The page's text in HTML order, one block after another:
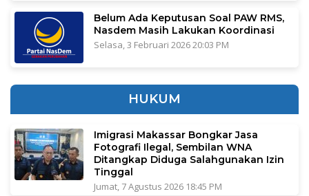
Belum Ada Keputusan Soal PAW RMS,
Nasdem Masih Lakukan Koordinasi
Selasa, 3 Februari 2026 20:03 PM
HUKUM
Imigrasi Makassar Bongkar Jasa
Fotografi Ilegal, Sembilan WNA
Ditangkap Diduga Salahgunakan Izin
Tinggal
Jumat, 7 Agustus 2026 18:45 PM